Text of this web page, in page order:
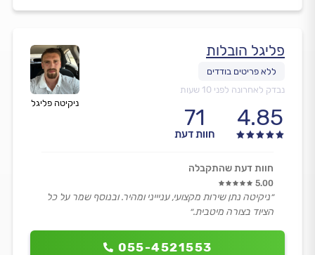
ניקיטה פליגל
פליגל הובלות
נבדק לאחרונה לפני 10 שעות
4.85
71
חוות דעת
055-4521553
חוות דעת שהתקבלה
5.00
״ניקיטה נתן שירות מקצועי, עניייני ומהיר. ובנוסף שמר על כל
הציוד בצורה מיטבית.״